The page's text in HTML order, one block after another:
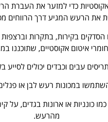
כדי למזער את העברת
את הרעש המגיע דרך הרווחים
הסדקים בקירות, בתקרות
איטום אקוסטיים, שתוכננו
תריסים עבים וכבדים יכולים
במכונות רעש לבן או
או ארונות בגדים, על
מהרעש.